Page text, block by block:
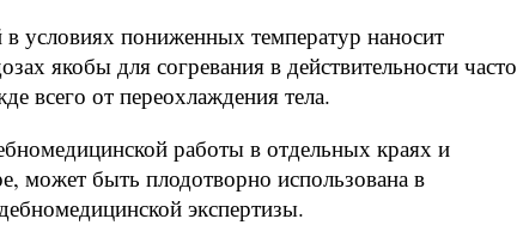
условиях пониженных температур наносит
якобы для согревания в действительности часто
всего от переохлаждения тела.
работы в отдельных краях и
может быть плодотворно использована в
экспертизы.